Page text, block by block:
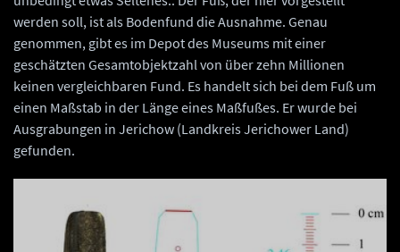
werden soll, ist als Bodenfund die Ausnahme. Genau
genommen, gibt es im Depot des Museums mit einer
geschätzten Gesamtobjektzahl von über zehn Millionen
keinen vergleichbaren Fund. Es handelt sich bei dem Fuß um
einen Maßstab in der Länge eines Maßfußes. Er wurde bei
Ausgrabungen in Jerichow (Landkreis Jerichower Land)
gefunden.